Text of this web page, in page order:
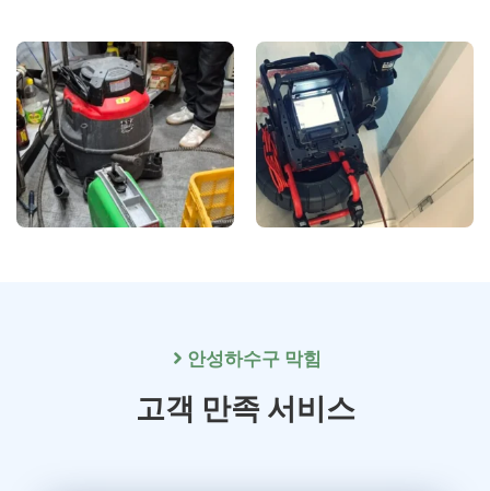
안성하수구 막힘
고객 만족 서비스